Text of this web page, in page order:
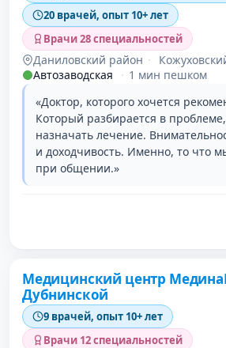
20 врачей, опыт 10+ лет
Врачи 28 специальностей
Даниловский район ·
Автозаводская
· 1 мин пешком
«Доктор, которого хочется
Который разбирается в
назначать лечение.
и доходчивость. Именно, то что
при общении.»
Медицинский центр
Дубнинской
9 врачей, опыт 10+ лет
Врачи 12 специальностей